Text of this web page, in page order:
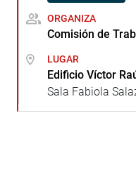
ORGANIZA
Comisión de
LUGAR
Edificio Víctor
Sala Fabiola